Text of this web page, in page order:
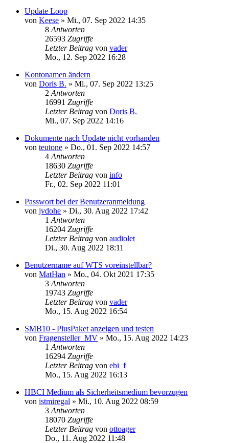
Update Loop
von Keese » Mi., 07. Sep 2022 14:35
8 Antworten
26593 Zugriffe
Letzter Beitrag von vader
Mo., 12. Sep 2022 16:28
Kontonamen ändern
von Doris B. » Mi., 07. Sep 2022 13:25
2 Antworten
16991 Zugriffe
Letzter Beitrag von Doris B.
Mi., 07. Sep 2022 14:16
Dokumente nach Update nicht vorhanden
von teutone » Do., 01. Sep 2022 14:57
4 Antworten
18630 Zugriffe
Letzter Beitrag von info
Fr., 02. Sep 2022 11:01
Passwort bei der Benutzeranmeldung
von jvdohe » Di., 30. Aug 2022 17:42
1 Antworten
16204 Zugriffe
Letzter Beitrag von audiolet
Di., 30. Aug 2022 18:11
Benutzername auf WTS voreinstellbar?
von MatHan » Mo., 04. Okt 2021 17:35
3 Antworten
19743 Zugriffe
Letzter Beitrag von vader
Mo., 15. Aug 2022 16:54
SMB10 - PlusPaket anzeigen und testen
von Fragensteller_MV » Mo., 15. Aug 2022 14:23
1 Antworten
16294 Zugriffe
Letzter Beitrag von ebi_f
Mo., 15. Aug 2022 16:13
HBCI Medium als Sicherheitsmedium bevorzugen
von istmiregal » Mi., 10. Aug 2022 08:59
3 Antworten
18070 Zugriffe
Letzter Beitrag von ottoager
Do., 11. Aug 2022 11:48